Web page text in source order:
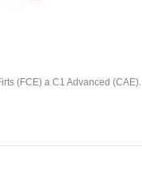
(FCE) a C1 Advanced (CAE).